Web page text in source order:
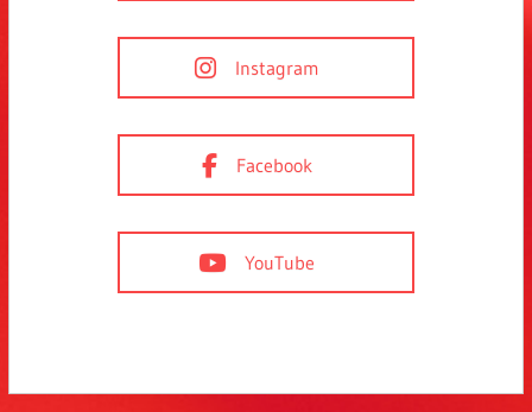
Instagram
Facebook
YouTube